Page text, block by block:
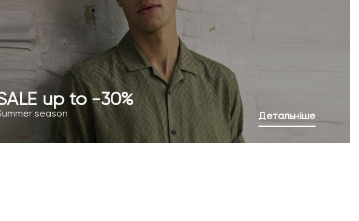
up to -30%
season Детальніше